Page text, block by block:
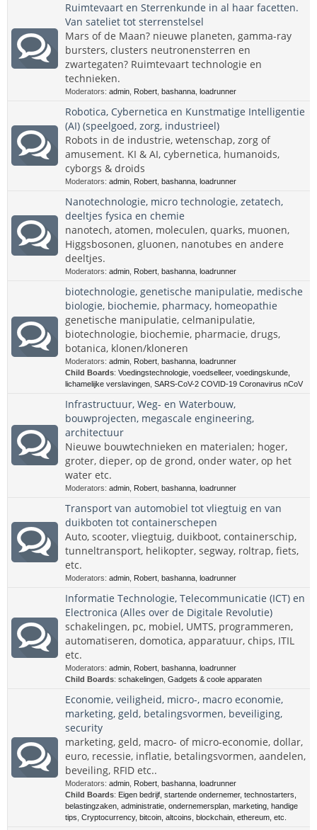
Ruimtevaart en Sterrenkunde in al haar facetten.
Van sateliet tot sterrenstelsel
Mars of de Maan? nieuwe planeten, gamma-ray
bursters, clusters neutronensterren en
zwartegaten? Ruimtevaart technologie en
technieken.
Moderators: admin Robert bashanna loadrunner
Robotica, Cybernetica en Kunstmatige Intelligentie
(AI) (speelgoed, zorg, industrieel)
Robots in de industrie, wetenschap, zorg of
amusement. KI & AI, cybernetica, humanoids,
cyborgs & droids
Moderators: admin Robert bashanna loadrunner
Nanotechnologie, micro technologie, zetatech,
deeltjes fysica en chemie
nanotech, atomen, moleculen, quarks, muonen,
Higgsbosonen, gluonen, nanotubes en andere
deeltjes.
Moderators: admin Robert bashanna loadrunner
biotechnologie, genetische manipulatie, medische
biologie, biochemie, pharmacy, homeopathie
genetische manipulatie, celmanipulatie,
biotechnologie, biochemie, pharmacie, drugs,
botanica, klonen/kloneren
Moderators: admin Robert bashanna loadrunner
Child Boards: Voedingstechnologie, voedselleer, voedingskunde,
lichamelijke verslavingen SARS-CoV-2 COVID-19 Coronavirus nCoV
Infrastructuur, Weg- en Waterbouw,
bouwprojecten, megascale engineering,
architectuur
Nieuwe bouwtechnieken en materialen; hoger,
groter, dieper, op de grond, onder water, op het
water etc.
Moderators: admin Robert bashanna loadrunner
Transport van automobiel tot vliegtuig en van
duikboten tot containerschepen
Auto, scooter, vliegtuig, duikboot, containerschip,
tunneltransport, helikopter, segway, roltrap, fiets,
etc.
Moderators: admin Robert bashanna loadrunner
Informatie Technologie, Telecommunicatie (ICT) en
Electronica (Alles over de Digitale Revolutie)
schakelingen, pc, mobiel, UMTS, programmeren,
automatiseren, domotica, apparatuur, chips, ITIL
etc.
Moderators: admin Robert bashanna loadrunner
Child Boards: schakelingen Gadgets & coole apparaten
Economie, veiligheid, micro-, macro economie,
marketing, geld, betalingsvormen, beveiliging,
security
marketing, geld, macro- of micro-economie, dollar,
euro, recessie, inflatie, betalingsvormen, aandelen,
beveiling, RFID etc..
Moderators: admin Robert bashanna loadrunner
Child Boards: Eigen bedrijf, startende ondernemer, technostarters,
belastingzaken, administratie, ondernemersplan, marketing, handige
tips Cryptocurrency, bitcoin, altcoins, blockchain, ethereum, etc.